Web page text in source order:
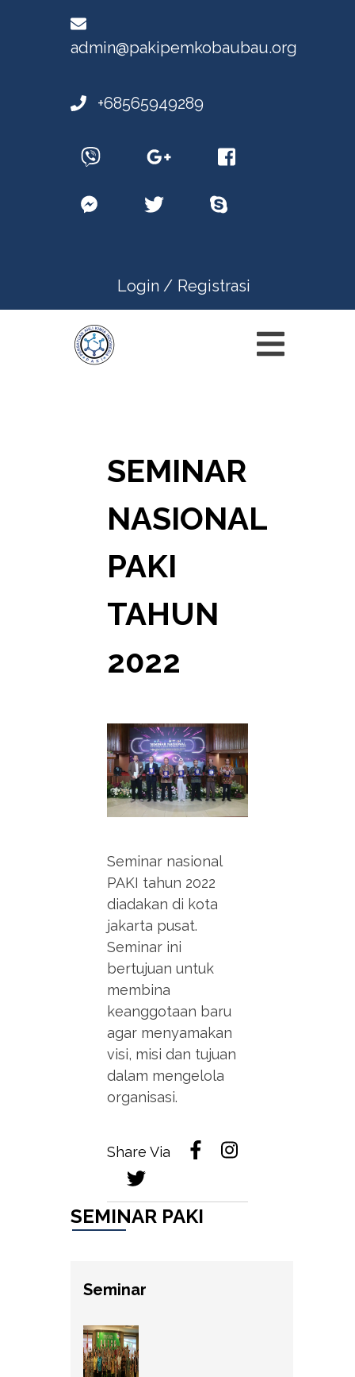
admin@pakipemkobaubau.org
+68565949289
Login / Registrasi
SEMINAR
NASIONAL
PAKI
TAHUN
2022
Seminar nasional
PAKI tahun 2022
diadakan di kota
jakarta pusat.
Seminar ini
bertujuan untuk
membina
keanggotaan baru
agar menyamakan
visi, misi dan tujuan
dalam mengelola
organisasi.
Share Via
SEMINAR PAKI
Seminar